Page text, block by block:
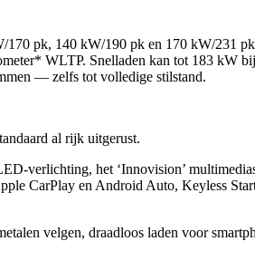
pk, 140 kW/190 pk en 170 kW/231
WLTP. Snelladen kan tot 183 kW
— zelfs tot volledige stilstand.
al rijk uitgerust.
verlichting, het ‘Innovision’
CarPlay en Android Auto, Keyless
velgen, draadloos laden voor